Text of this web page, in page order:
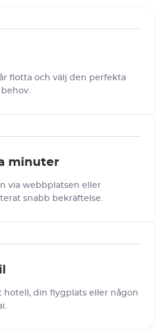
flotta och välj den perfekta
minuter
via webbplatsen eller
snabb bekräftelse.
hotell, din flygplats eller någon